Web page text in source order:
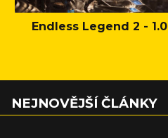
Endless Legend 2 - 1.0
NEJNOVĚJŠÍ ČLÁNKY